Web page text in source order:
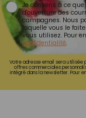
Je consens à ce
d'ouverture des
campagnes. Nous
laquelle vous le
vous utilisez. Pour
confidentialité.
Votre adresse email sera utilisée
offres commerciales
intégré dans la newsletter. Pour